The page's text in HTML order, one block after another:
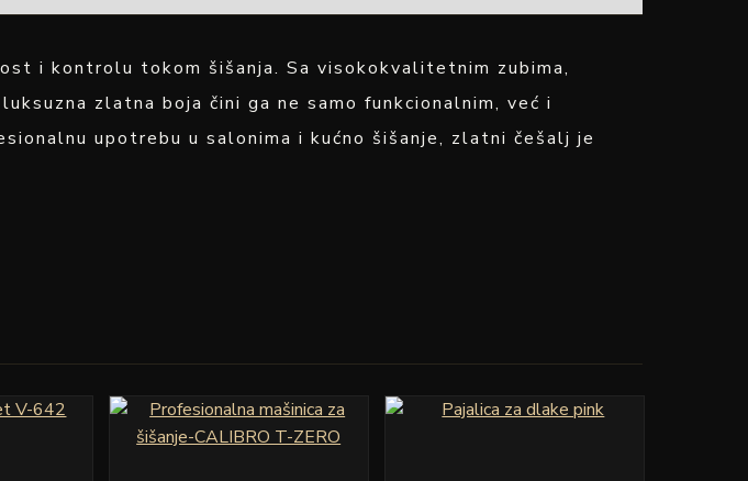
i kontrolu tokom šišanja. Sa visokokvalitetnim zubima,
zlatna boja čini ga ne samo funkcionalnim, već i
upotrebu u salonima i kućno šišanje, zlatni češalj je